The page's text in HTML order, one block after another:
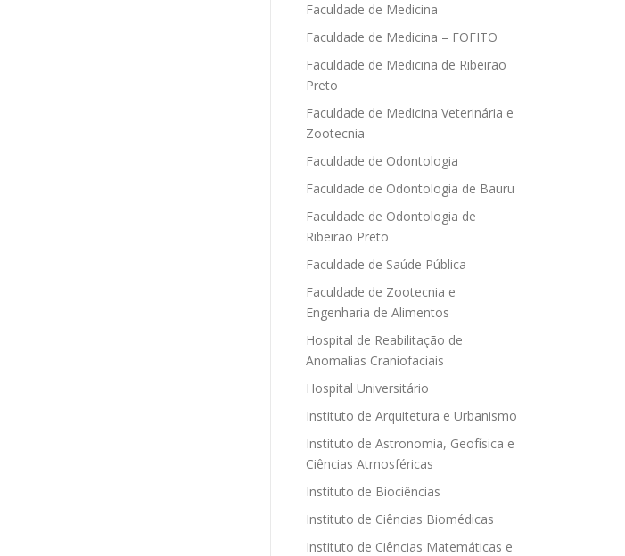
Faculdade de Medicina
Faculdade de Medicina – FOFITO
Faculdade de Medicina de Ribeirão
Preto
Faculdade de Medicina Veterinária e
Zootecnia
Faculdade de Odontologia
Faculdade de Odontologia de Bauru
Faculdade de Odontologia de
Ribeirão Preto
Faculdade de Saúde Pública
Faculdade de Zootecnia e
Engenharia de Alimentos
Hospital de Reabilitação de
Anomalias Craniofaciais
Hospital Universitário
Instituto de Arquitetura e Urbanismo
Instituto de Astronomia, Geofísica e
Ciências Atmosféricas
Instituto de Biociências
Instituto de Ciências Biomédicas
Instituto de Ciências Matemáticas e